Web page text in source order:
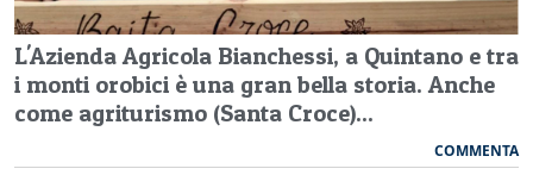
L'Azienda Agricola Bianchessi, a Quintano e tra
i monti orobici è una gran bella storia. Anche
come agriturismo (Santa Croce)...
COMMENTA